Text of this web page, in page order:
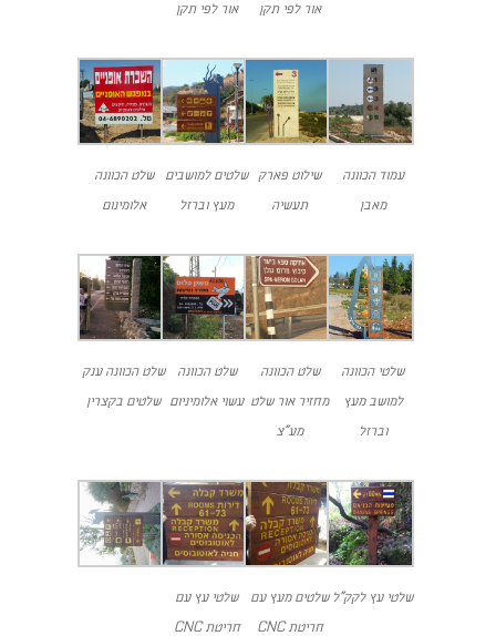
אור לפי תקן
אור לפי תקן
עמוד הכוונה
מאבן
שילוט פארק
תעשיה
שלטים למושבים
מעץ וברזל
שלט הכוונה
אלומינום
שלטי הכוונה
למושב מעץ
וברזל
שלט הכוונה
מחזיר אור שלט
מע"צ
שלט הכוונה
עשוי אלומיניום
שלט הכוונה ענק
שלטים בקצרין
שלטי עץ לקק"ל שלטים מעץ עם
חריטת CNC
שלטי עץ עם
חריטת CNC